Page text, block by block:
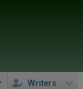
Writers